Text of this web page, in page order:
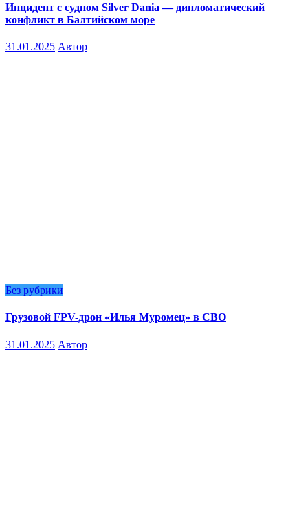
Инцидент с судном Silver Dania — дипломатический
конфликт в Балтийском море
31.01.2025 Автор
Без рубрики
Грузовой FPV-дрон «Илья Муромец» в СВО
31.01.2025 Автор